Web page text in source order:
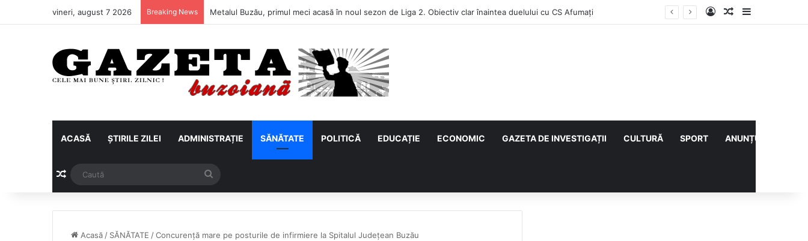
vineri, august 7 2026 Breaking News Buzăul irigă zeci de mii de hectare fără să pompeze apa! Un avantaj pe care puține județe îl au Log InArticol aleatoriu
Sidebar
ACASĂ ȘTIRILE ZILEI ADMINISTRAȚIE SĂNĂTATE POLITICĂ EDUCAȚIE ECONOMIC GAZETA DE INVESTIGAȚII CULTURĂ SPORT ANUNȚURI
Articol aleatoriu
Acasă / SĂNĂTATE /Concurență mare pe posturile de infirmiere la Spitalul Județean Buzău